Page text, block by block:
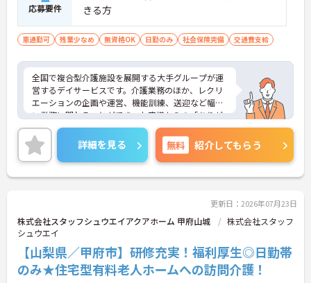
応募要件
きる方
車通勤可 残業少なめ 無資格OK 日勤のみ 社会保険完備 交通費支給
全国で複合型介護施設を展開する大手グループが運
営するデイサービスです。介護業務のほか、レクリ
エーションの企画や運営、機能訓練、送迎など幅広
い業務に関わることができ、お客様からの「ありが
とう」を直接やりがいにできる環境です。有給休暇
とは別に年間17日間のリフレッシュ休暇が付与さ
れ、平日の取得もしやすいため、ご家庭との両立や
ご自身の趣味など、プライベートを大切にしながら
日勤帯で無理なく働き続けられます。髪色やネイル
保ちながらいきいきと働ける点も魅力です。また、
個人の評価等に応じて支払われる特別報酬制度があ
り、頑張りがしっかりと還元されます。定年後も70
歳まで再雇用制度を利用して働けるため、資格と経
験を活かして長く安定したキャリアを築いていきた
い方に大変おすすめの求人です。
詳細を見る 無料 紹介してもらう
更新日：2026年07月23日
株式会社スタッフシュウエイアクアホーム 甲府山城
株式会社スタッフ
シュウエイ
【山梨県／甲府市】研修充実！福利厚生◎日勤帯
のみ★住宅型有料老人ホームへの訪問介護！